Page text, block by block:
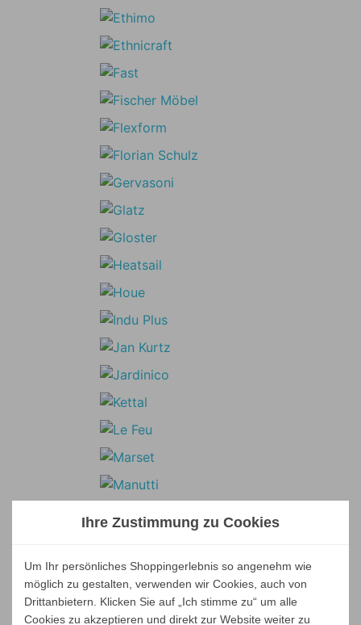
Ihre Zustimmung zu Cookies
Um Ihr persönliches Shoppingerlebnis so angenehm wie
möglich zu gestalten, verwenden wir Cookies, auch von
Drittanbietern. Klicken Sie auf „Ich stimme zu“ um alle
Cookies zu akzeptieren und direkt zur Website weiter zu